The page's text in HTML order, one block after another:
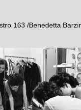
163 /Benedetta